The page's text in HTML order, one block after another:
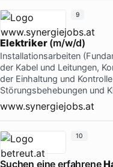
Elektriker(m/w/d)
Installationsarbeiten
der Kabel und Leitungen,
der Einhaltung und
Störungsbehebungen und
www.synergiejobs.at
9
Suchen eine erfahrene
10